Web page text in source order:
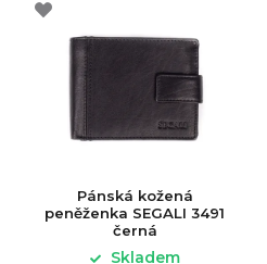
Pánská kožená
peněženka SEGALI 3491
černá
Skladem